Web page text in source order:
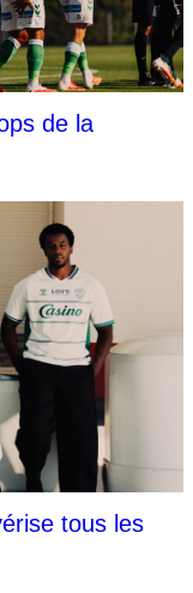
de la
tous les